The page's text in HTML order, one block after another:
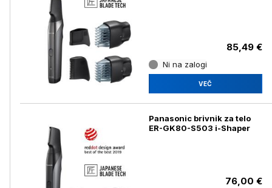
85,49 €
Ni na zalogi
VEČ
Panasonic brivnik za telo
ER-GK80-S503 i-Shaper
76,00 €